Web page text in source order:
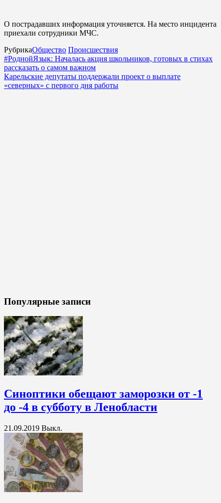
О пострадавших информация уточняется. На место инцидента
приехали сотрудники МЧС.
РубрикаОбщество Происшествия
#РоднойЯзык: Началась акция школьников, готовых в стихах
рассказать о самом важном
Карельские депутаты поддержали проект о выплате
«северных» с первого дня работы
Популярные записи
Синоптики обещают заморозки от -1
до -4 в субботу в Ленобласти
21.09.2019 Выкл.